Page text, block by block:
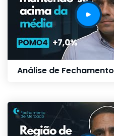
Análise de Fechamento